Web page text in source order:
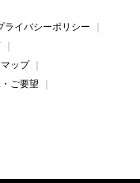
ライバシーポリシー
ップ
ご要望